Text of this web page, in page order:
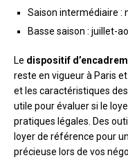
Saison intermédiaire :
Basse saison : juillet-
Le dispositif
reste en vigueur à Paris
et les caractéristiques
utile pour évaluer si le
pratiques légales. Des
loyer de référence pour
précieuse lors de vos